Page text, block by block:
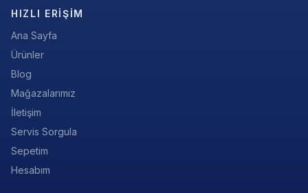
HIZLI ERIŞIM
Ana Sayfa
Ürünler
Blog
Mağazalarımız
İletişim
Servis Sorgula
Sepetim
Hesabım